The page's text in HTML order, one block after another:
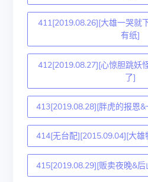
411[2019.08.26][大雄一哭就
有纸]
412[2019.08.27][心惊胆跳妖
了]
413[2019.08.28][胖虎的报恩
414[无台配][2015.09.04][大
415[2019.08.29][贩卖夜晚&